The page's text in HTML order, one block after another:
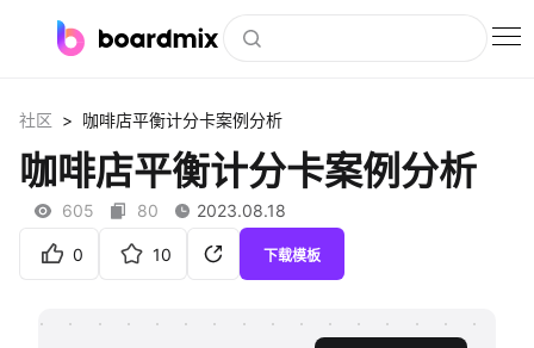
社区资源
下载
社区 > 咖啡店平衡计分卡案例分析
咖啡店平衡计分卡案例分析
605 80 2023.08.18
0 10 下载模板